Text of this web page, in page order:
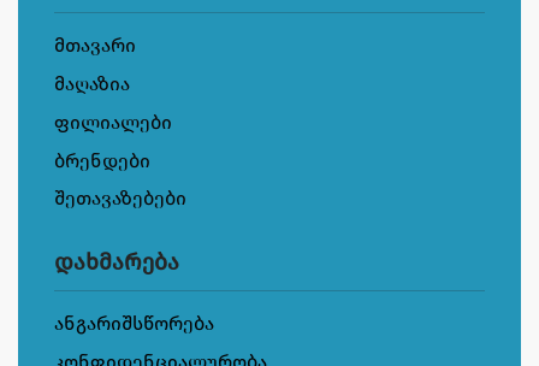
მთავარი
მაღაზია
ფილიალები
ბრენდები
შეთავაზებები
დახმარება
ანგარიშსწორება